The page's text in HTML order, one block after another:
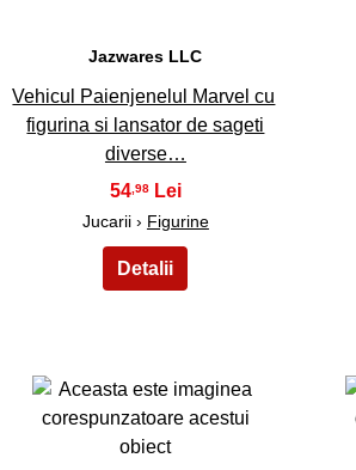
Jazwares LLC
Vehicul Paienjenelul Marvel cu
figurina si lansator de sageti
diverse…
54 ,98
Jucarii › Figurine